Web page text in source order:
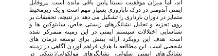
اند، اما میزان موفقیت نسبتاً پایین باقی مانده است. پروفایل
ایمنی آندومتر در درک ناباروری بسیار مهم است و یک ریزمحیط
متمایز در دوران بارداری را تشکیل می دهد. در نتیجه، تحقیقات بر
روی تجزیه و تحلیل نشانگرهای زیستی خاص، سایتوکین ها و
شناسایی اختلالات سیستم ایمنی در این زمینه متمرکز شده
است. هدف این رویکرد ارائه بینش برای توسعه درمان های
شخصی است. این مطالعه با هدف فراهم آوردن آگاهی در زمینه
نشانگرهای ایمنی سلولی، نشانگرهای مولکولی/ژنتیکی در